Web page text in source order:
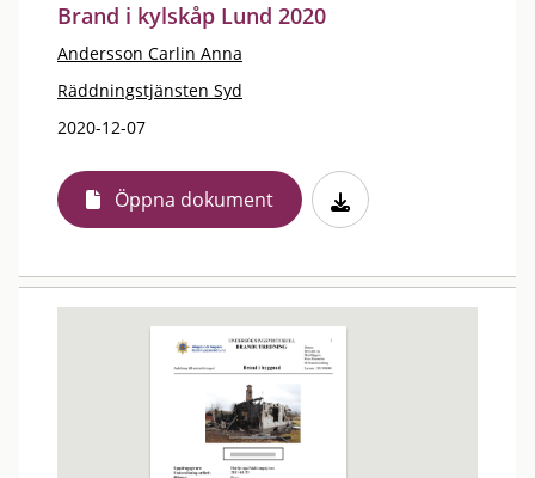
Brand i kylskåp Lund 2020
Andersson Carlin Anna
Räddningstjänsten Syd
2020-12-07
Öppna dokument